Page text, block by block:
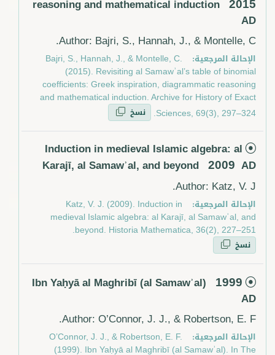
reasoning and mathematical induction 2015
AD
Author: Bajri, S., Hannah, J., & Montelle, C.
الإحالة المرجعية:
Bajri, S., Hannah, J., & Montelle, C.
(2015). Revisiting al Samawʾal’s table of binomial
coefficients: Greek inspiration, diagrammatic reasoning
and mathematical induction. Archive for History of Exact
Sciences, 69(3), 297–324.
نسخ
Induction in medieval Islamic algebra: al
Karajī, al Samawʾal, and beyond
2009 AD
Author: Katz, V. J.
الإحالة المرجعية:
Katz, V. J. (2009). Induction in
medieval Islamic algebra: al Karajī, al Samawʾal, and
beyond. Historia Mathematica, 36(2), 227–251.
نسخ
Ibn Yaḥyā al Maghribī (al Samawʾal) 1999
AD
Author: O’Connor, J. J., & Robertson, E. F.
الإحالة المرجعية:
O’Connor, J. J., & Robertson, E. F.
(1999). Ibn Yaḥyā al Maghribī (al Samawʾal). In The